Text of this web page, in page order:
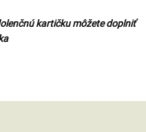
kartičku môžete doplniť